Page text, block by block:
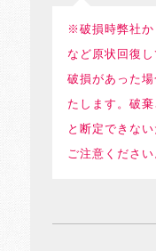
※破損時弊社か
など原状回復し
破損があった
たします。破
と断定できな
ご注意ください